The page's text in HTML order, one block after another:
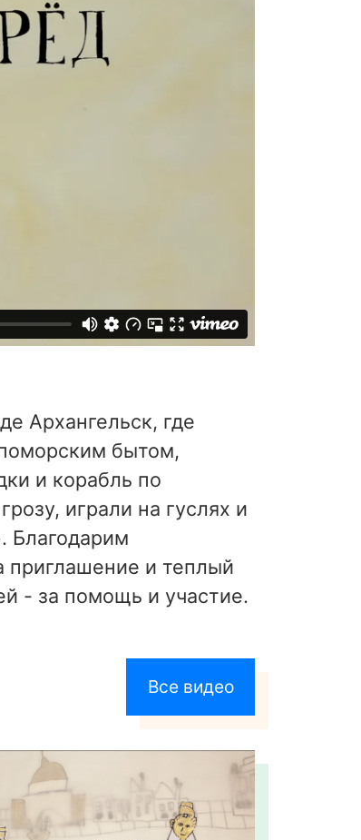
Архангельск, где
бытом,
и корабль по
играли на гуслях и
Благодарим
приглашение и теплый
- за помощь и участие.
Все видео